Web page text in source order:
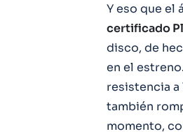
Y eso que el
certificado
disco, de
en el
resistencia a
también
momento,